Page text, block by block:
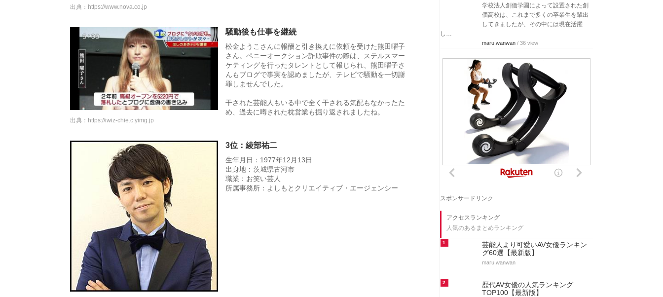
出典： https://www.nova.co.jp
騒動後も仕事を継続
松金ようこさんに報酬と引き換えに依頼を受けた熊田曜子
さん。ペニーオークション詐欺事件の際は、ステルスマー
ケティングを行ったタレントとして報じられ、熊田曜子さ
んもブログで事実を認めましたが、テレビで騒動を一切謝
罪しませんでした。
干された芸能人もいる中で全く干される気配もなかったた
め、過去に噂された枕営業も掘り返されましたね。
出典： https://iwiz-chie.c.yimg.jp
3位：綾部祐二
生年月日：1977年12月13日
出身地：茨城県古河市
職業：お笑い芸人
所属事務所：よしもとクリエイティブ・エージェンシー
学校法人創価学園によって設置された創
価高校は、これまで多くの卒業生を輩出
してきましたが、その中には現在活躍
し…
maru.wanwan / 36 view
スポンサードリンク
アクセスランキング
人気のあるまとめランキング
1
芸能人より可愛いAV女優ランキン
グ60選【最新版】
maru.wanwan
2
歴代AV女優の人気ランキング
TOP100【最新版】